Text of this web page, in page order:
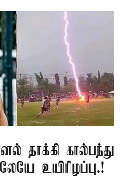
தாக்கி கால்பந்து
உயிரிழப்பு.!